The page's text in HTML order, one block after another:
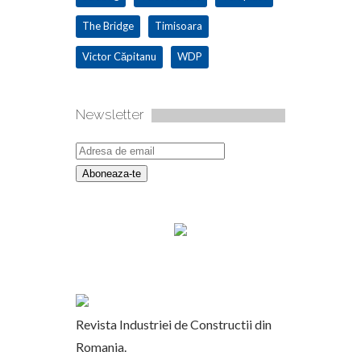
The Bridge Timisoara
Victor Căpitanu WDP
Newsletter
Revista Industriei de Constructii din
Romania.